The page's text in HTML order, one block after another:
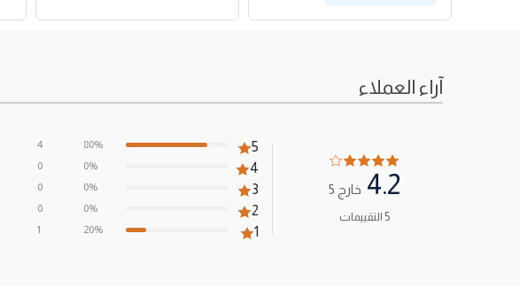
آراء العملاء
4.2 خارج 5
5 التقييمات
5
4
3
2
1
80%
0%
0%
0%
20%
4
0
0
0
1